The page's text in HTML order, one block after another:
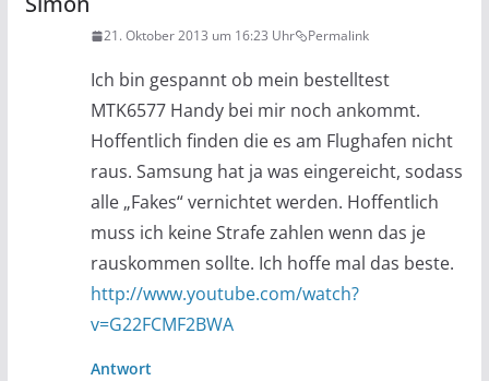
21. Oktober 2013 um 16:23 Uhr Permalink
Ich bin gespannt ob mein bestelltest
MTK6577 Handy bei mir noch ankommt.
Hoffentlich finden die es am Flughafen nicht
raus. Samsung hat ja was eingereicht, sodass
alle „Fakes“ vernichtet werden. Hoffentlich
muss ich keine Strafe zahlen wenn das je
rauskommen sollte. Ich hoffe mal das beste.
http://www.youtube.com/watch?
v=G22FCMF2BWA
Antwort